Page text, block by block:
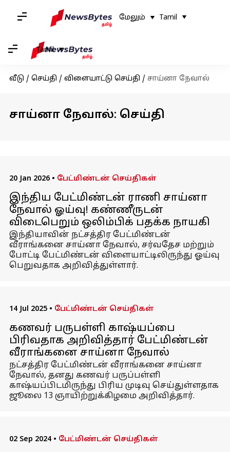
மேலும் Tamil
Tamil
வீடு / செய்தி / விளையாட்டு செய்தி / சாய்னா நேவால்
சாய்னா நேவால்: செய்தி
20 Jan 2026 • பேட்மிண்டன் செய்திகள்
இந்திய பேட்மிண்டன் ராணி சாய்னா
நேவால் ஓய்வு! கண்ணீருடன்
விடைபெறும் ஒலிம்பிக் பதக்க நாயகி
இந்தியாவின் நட்சத்திர பேட்மிண்டன்
வீராங்கனை சாய்னா நேவால், சர்வதேச மற்றும்
போட்டி பேட்மிண்டன் விளையாட்டிலிருந்து ஓய்வு
பெறுவதாக அறிவித்துள்ளார்.
14 Jul 2025 • பேட்மிண்டன் செய்திகள்
கணவர் பருபள்ளி காஷ்யப்பை
பிரிவதாக அறிவித்தார் பேட்மிண்டன்
வீராங்கனை சாய்னா நேவால்
நட்சத்திர பேட்மிண்டன் வீராங்கனை சாய்னா
நேவால், தனது கணவர் பருப்பள்ளி
காஷ்யப்பிடமிருந்து பிரிய முடிவு செய்துள்ளதாக
ஜூலை 13 ஞாயிற்றுக்கிழமை அறிவித்தார்.
02 Sep 2024 • பேட்மிண்டன் செய்திகள்